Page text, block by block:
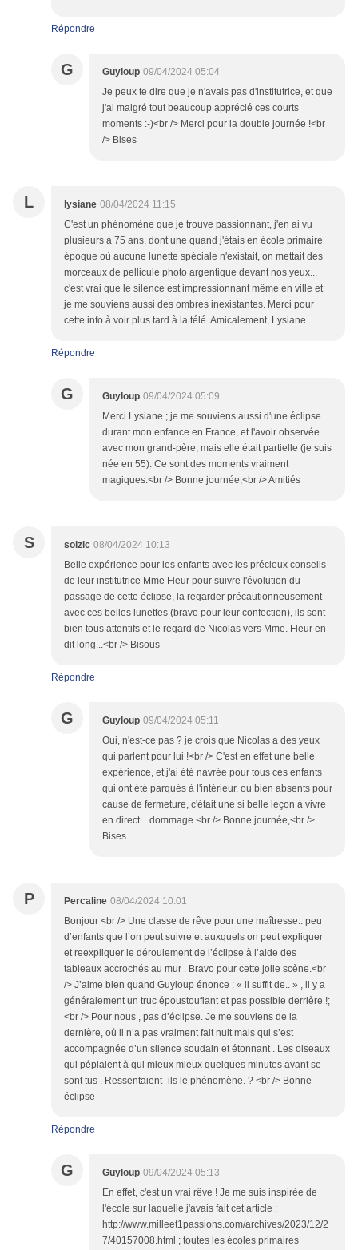
Répondre
G Guyloup 09/04/2024 05:04
Je peux te dire que je n'avais pas d'institutrice, et que
j'ai malgré tout beaucoup apprécié ces courts
moments :-)<br /> Merci pour la double journée !<br
/> Bises
L lysiane 08/04/2024 11:15
C'est un phénomène que je trouve passionnant, j'en ai vu
plusieurs à 75 ans, dont une quand j'étais en école primaire
époque où aucune lunette spéciale n'existait, on mettait des
morceaux de pellicule photo argentique devant nos yeux...
c'est vrai que le silence est impressionnant même en ville et
je me souviens aussi des ombres inexistantes. Merci pour
cette info à voir plus tard à la télé. Amicalement, Lysiane.
Répondre
G Guyloup 09/04/2024 05:09
Merci Lysiane ; je me souviens aussi d'une éclipse
durant mon enfance en France, et l'avoir observée
avec mon grand-père, mais elle était partielle (je suis
née en 55). Ce sont des moments vraiment
magiques.<br /> Bonne journée,<br /> Amitiés
S soizic 08/04/2024 10:13
Belle expérience pour les enfants avec les précieux conseils
de leur institutrice Mme Fleur pour suivre l'évolution du
passage de cette éclipse, la regarder précautionneusement
avec ces belles lunettes (bravo pour leur confection), ils sont
bien tous attentifs et le regard de Nicolas vers Mme. Fleur en
dit long...<br /> Bisous
Répondre
G Guyloup 09/04/2024 05:11
Oui, n'est-ce pas ? je crois que Nicolas a des yeux
qui parlent pour lui !<br /> C'est en effet une belle
expérience, et j'ai été navrée pour tous ces enfants
qui ont été parqués à l'intérieur, ou bien absents pour
cause de fermeture, c'était une si belle leçon à vivre
en direct... dommage.<br /> Bonne journée,<br />
Bises
P Percaline 08/04/2024 10:01
Bonjour <br /> Une classe de rêve pour une maîtresse.: peu
d’enfants que l’on peut suivre et auxquels on peut expliquer
et reexpliquer le déroulement de l’éclipse à l’aide des
tableaux accrochés au mur . Bravo pour cette jolie scène.<br
/> J’aime bien quand Guyloup énonce : « il suffit de.. » , il y a
généralement un truc époustouflant et pas possible derrière !;
<br /> Pour nous , pas d’éclipse. Je me souviens de la
dernière, où il n’a pas vraiment fait nuit mais qui s’est
accompagnée d’un silence soudain et étonnant . Les oiseaux
qui pépiaient à qui mieux mieux quelques minutes avant se
sont tus . Ressentaient -ils le phénomène. ? <br /> Bonne
éclipse
Répondre
G Guyloup 09/04/2024 05:13
En effet, c'est un vrai rêve ! Je me suis inspirée de
l'école sur laquelle j'avais fait cet article :
http://www.milleet1passions.com/archives/2023/12/2
7/40157008.html ; toutes les écoles primaires